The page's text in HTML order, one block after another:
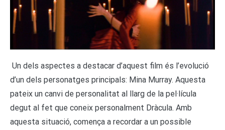
Un dels aspectes a destacar d’aquest film és l’evolució
d’un dels personatges principals: Mina Murray. Aquesta
pateix un canvi de personalitat al llarg de la pel·lícula
degut al fet que coneix personalment Dràcula. Amb
aquesta situació, comença a recordar a un possible